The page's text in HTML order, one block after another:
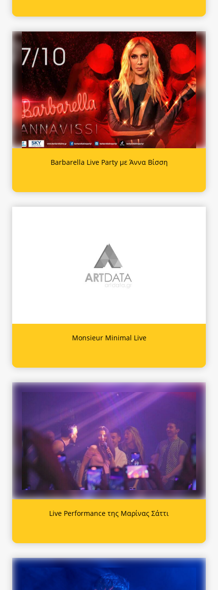
Barbarella Live Party με Άννα Βίσση
Monsieur Minimal Live
Live Performance της Μαρίνας Σάττι